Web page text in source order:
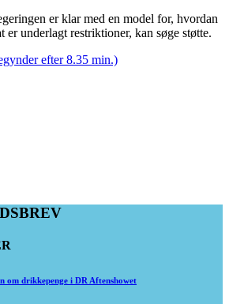
er klar med en model for, hvordan
er underlagt restriktioner, kan søge støtte.
efter 8.35 min.)
om drikkepenge i DR Aftenshowet